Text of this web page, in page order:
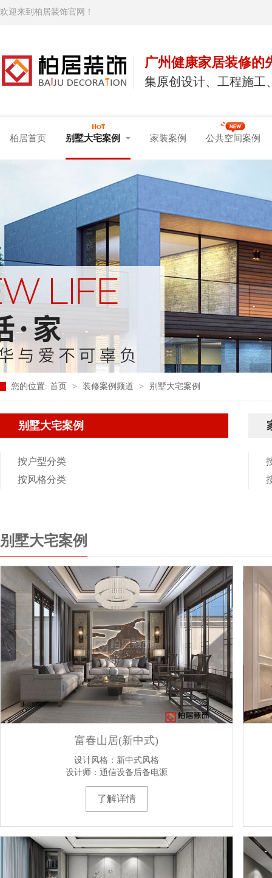
欢迎来到柏居装饰官网！
广州健康家居装修的
集原创设计、工程施工
柏居首页 别墅大宅案例 家装案例 公共空间案例
您的位置: 首页 > 装修案例频道 > 别墅大宅案例
别墅大宅案例
按户型分类
按风格分类
别墅大宅案例
富春山居(新中式)
设计风格：新中式风格
设计师：通信设备后备电源
了解详情